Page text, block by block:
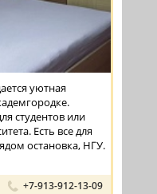
уютная
студентов или
Есть все для
остановка, НГУ.
+7-913-912-13-09